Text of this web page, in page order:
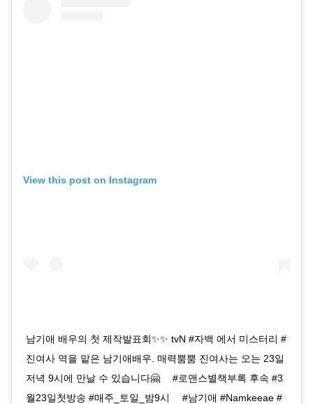
View this post on Instagram
남기애 배우의 첫 제작발표회✨✨ tvN #자백 에서 미스터리 #
진여사 역을 맡은 남기애배우. 매력뿜뿜 진여사는 오는 23일
저녁 9시에 만날 수 있습니다🤗 ⠀ #로맨스별책부록 후속 #3
월23일첫방송 #매주_토일_밤9시 ⠀ #남기애 #Namkeeae #